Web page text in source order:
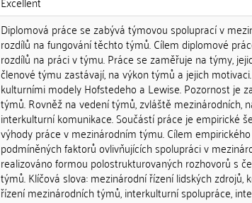
Diplomová práce se zabývá týmovou spoluprací v
rozdílů na fungování těchto týmů. Cílem diplomové
rozdílů na práci v týmu. Práce se zaměřuje na týmy,
členové týmu zastávají, na výkon týmů a jejich
kulturními modely Hofstedeho a Lewise. Pozornost je
týmů. Rovněž na vedení týmů, zvláště
interkulturní komunikace. Součástí práce je empirické
výhody práce v mezinárodním týmu. Cílem
podmíněných faktorů ovlivňujících spolupráci v
realizováno formou polostrukturovaných rozhovorů s
týmů. Klíčová slova: mezinárodní řízení lidských
řízení mezinárodních týmů, interkulturní spolupráce,